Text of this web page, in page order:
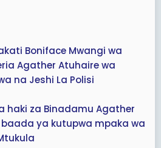
Boniface Mwangi wa
Agather Atuhaire wa
na Jeshi La Polisi
haki za Binadamu Agather
ya kutupwa mpaka wa